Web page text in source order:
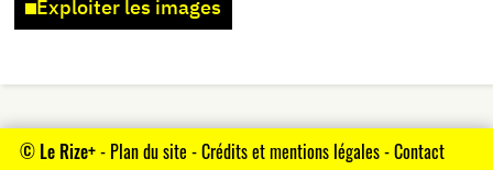
Exploiter les images
© Le Rize+- Plan du site -Crédits et mentions légales-Contact